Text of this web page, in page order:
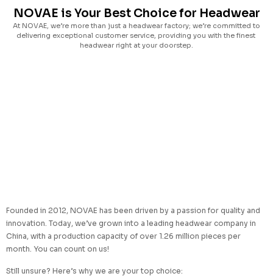
NOVAE is Your Best Choice for Headwear
At NOVAE, we’re more than just a headwear factory; we’re committed to
delivering exceptional customer service, providing you with the finest
headwear right at your doorstep.
Founded in 2012, NOVAE has been driven by a passion for quality and
innovation. Today, we’ve grown into a leading headwear company in
China, with a production capacity of over 1.26 million pieces per
month. You can count on us!
Still unsure? Here’s why we are your top choice: